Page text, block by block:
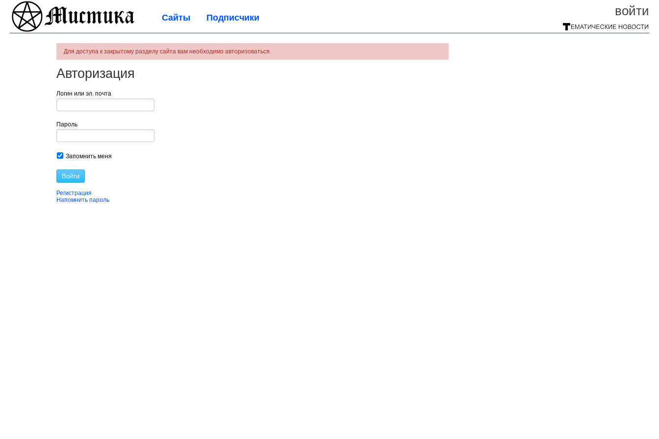
войти
Сайты Подписчики
Для доступа к закрытому разделу сайта вам необходимо авторизоваться.
Авторизация
Логин или эл. почта
Пароль
Запомнить меня
Войти
Регистрация
Напомнить пароль